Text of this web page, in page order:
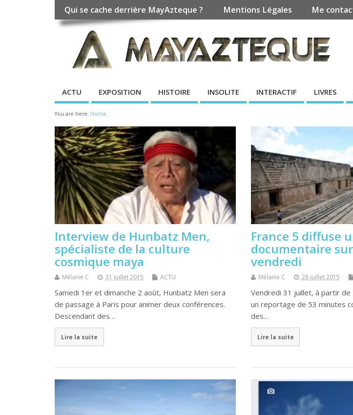
Qui se cache derrière MayAzteque ? Mentions Légales Me
ACTU EXPOSITION HISTOIRE INSOLITE INTERACTIF LIVRES
You are here: Home
Interview de Hunbatz Men,
spécialiste de la culture
cosmique maya
Mélanie C 31 juillet 2015 ACTU
Samedi 1er et dimanche 2 août, Hunbatz Men sera
de passage à Paris pour animer deux conférences.
Descendant des…
Lire la suite
France 5 diffuse
documentaire
vendredi
Mélanie C 28 juillet 2015
Vendredi 31 juillet, à partir de
un reportage de 53 minutes
des…
Lire la suite